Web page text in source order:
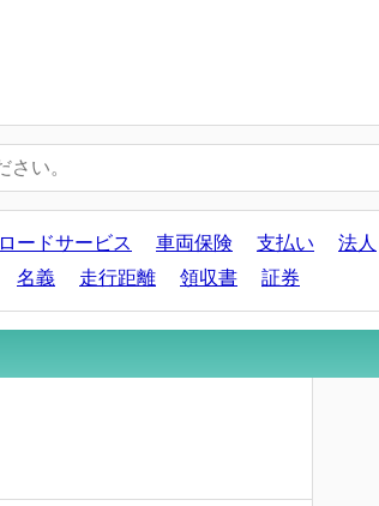
ロードサービス 車両保険 支払い 法人
名義 走行距離 領収書 証券